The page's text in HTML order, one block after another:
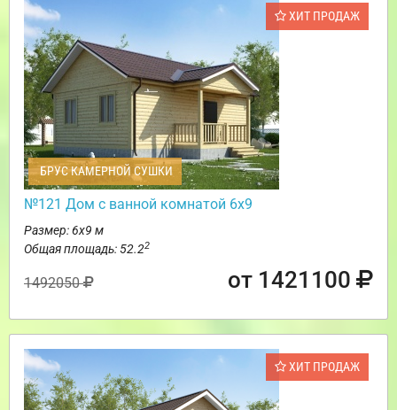
ХИТ ПРОДАЖ
БРУС КАМЕРНОЙ СУШКИ
№121 Дом с ванной комнатой 6х9
Размер: 6х9 м
Общая площадь: 52.22
1492050 от 1421100
ХИТ ПРОДАЖ